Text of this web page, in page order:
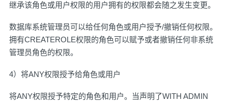
继承该角色或用户权限的用户拥有的权限都会随之发生变更。
数据库系统管理员可以给任何角色或用户授予/撤销任何权限。
拥有CREATEROLE权限的角色可以赋予或者撤销任何非系统
管理员角色的权限。
4）将ANY权限授予给角色或用户
将ANY权限授予特定的角色和用户。当声明了WITH ADMIN